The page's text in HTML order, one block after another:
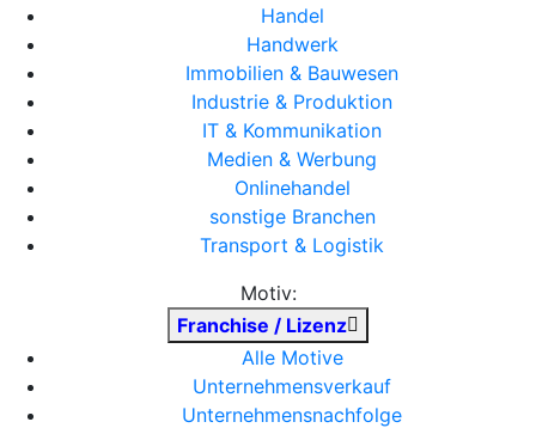
Handel
Handwerk
Immobilien & Bauwesen
Industrie & Produktion
IT & Kommunikation
Medien & Werbung
Onlinehandel
sonstige Branchen
Transport & Logistik
Motiv:
Franchise / Lizenz
Alle Motive
Unternehmensverkauf
Unternehmensnachfolge